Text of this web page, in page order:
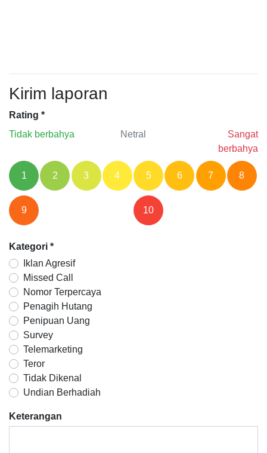
Kirim laporan
Rating *
Tidak berbahya
Netral
Sangat
berbahya
1 2 3 4 5 6 7 8
9 10
Kategori *
Iklan Agresif
Missed Call
Nomor Terpercaya
Penagih Hutang
Penipuan Uang
Survey
Telemarketing
Teror
Tidak Dikenal
Undian Berhadiah
Keterangan